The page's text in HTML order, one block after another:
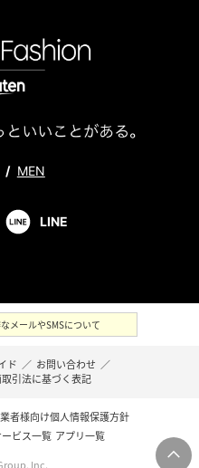
/ MEN
LINE
メールやSMSについて
ド ／ お問い合わせ ／
引法に基づく表記
者様向け個人情報保護方針
ビス一覧 アプリ一覧